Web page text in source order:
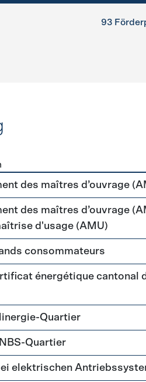
93
Beratung
des maîtres d’ouvrage
des maîtres d’ouvrage
d'usage (AMU)
consommateurs
énergétique cantonal
Quartier
Quartier
elektrischen